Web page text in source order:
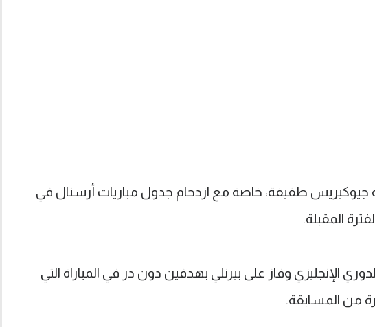
جيوكيريس طفيفة، خاصة مع ازدحام جدول مباريات أرسنال في
المقبلة.
الإنجليزي وفاز على بيرنلي بهدفين دون در في المباراة التي
من المسابقة.